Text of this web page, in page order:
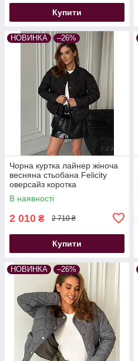
Купити
НОВИНКА –26%
Чорна куртка лайнер жіноча
весняна стьобана Felicity
оверсайз коротка
В наявності
2 010 ₴ 2 710 ₴
Купити
НОВИНКА –26%